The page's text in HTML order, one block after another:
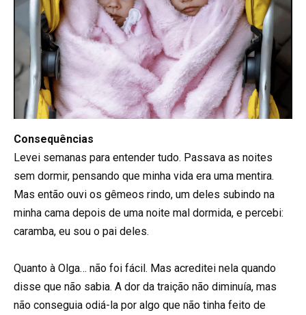
Consequências
Levei semanas para entender tudo. Passava as noites
sem dormir, pensando que minha vida era uma mentira.
Mas então ouvi os gêmeos rindo, um deles subindo na
minha cama depois de uma noite mal dormida, e percebi:
caramba, eu sou o pai deles.
Quanto à Olga… não foi fácil. Mas acreditei nela quando
disse que não sabia. A dor da traição não diminuía, mas
não conseguia odiá-la por algo que não tinha feito de